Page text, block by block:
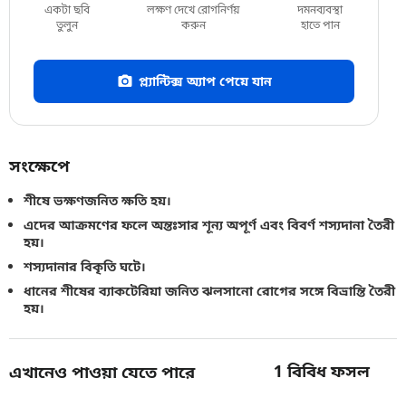
একটা ছবি
তুলুন
লক্ষণ দেখে রোগনির্ণয়
করুন
দমনব্যবস্থা
হাতে পান
প্ল্যান্টিক্স অ্যাপ পেয়ে যান
সংক্ষেপে
শীষে ভক্ষণজনিত ক্ষতি হয়।
এদের আক্রমণের ফলে অন্তঃসার শূন্য অপূর্ণ এবং বিবর্ণ শস্যদানা তৈরী
হয়।
শস্যদানার বিকৃতি ঘটে।
ধানের শীষের ব্যাকটেরিয়া জনিত ঝলসানো রোগের সঙ্গে বিভ্রান্তি তৈরী
হয়।
এখানেও পাওয়া যেতে পারে 1বিবিধ ফসল